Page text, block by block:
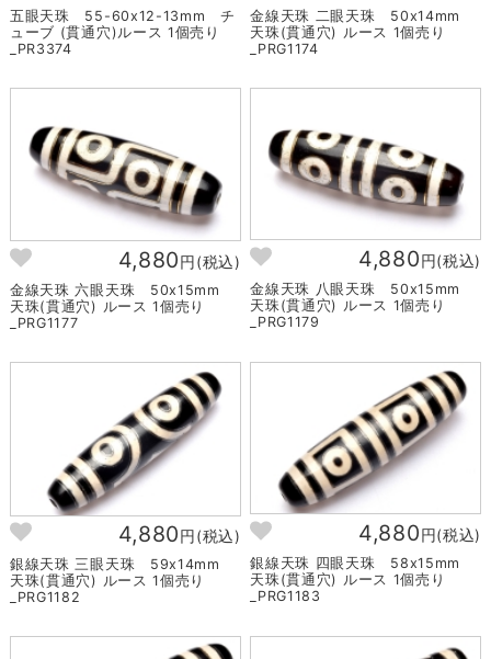
五眼天珠 55-60x12-13mm チ
ューブ (貫通穴)ルース 1個売り
_PR3374
金線天珠 二眼天珠 50x14mm
天珠(貫通穴) ルース 1個売り
_PRG1174
4,880円(税込)
金線天珠 六眼天珠 50x15mm
天珠(貫通穴) ルース 1個売り
_PRG1177
4,880円(税込)
金線天珠 八眼天珠 50x15mm
天珠(貫通穴) ルース 1個売り
_PRG1179
4,880円(税込)
銀線天珠 三眼天珠 59x14mm
天珠(貫通穴) ルース 1個売り
_PRG1182
4,880円(税込)
銀線天珠 四眼天珠 58x15mm
天珠(貫通穴) ルース 1個売り
_PRG1183